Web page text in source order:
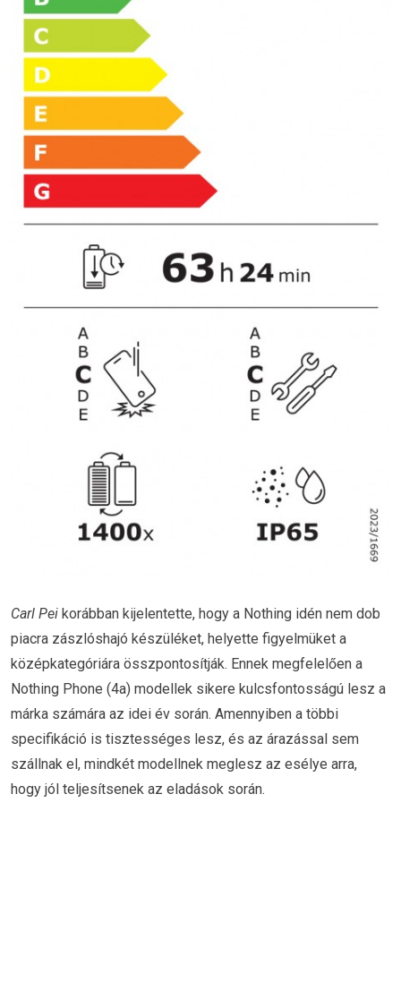
Carl Pei korábban kijelentette, hogy a Nothing idén nem dob
piacra zászlóshajó készüléket, helyette figyelmüket a
középkategóriára összpontosítják. Ennek megfelelően a
Nothing Phone (4a) modellek sikere kulcsfontosságú lesz a
márka számára az idei év során. Amennyiben a többi
specifikáció is tisztességes lesz, és az árazással sem
szállnak el, mindkét modellnek meglesz az esélye arra,
hogy jól teljesítsenek az eladások során.